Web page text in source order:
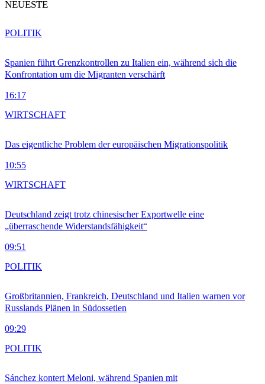
NEUESTE
Spanien führt Grenzkontrollen zu Italien ein, während sich die
Konfrontation um die Migranten verschärft
16:17
POLITIK
Das eigentliche Problem der europäischen Migrationspolitik
10:55
WIRTSCHAFT
Deutschland zeigt trotz chinesischer Exportwelle eine
„überraschende Widerstandsfähigkeit“
09:51
WIRTSCHAFT
Großbritannien, Frankreich, Deutschland und Italien warnen vor
Russlands Plänen in Südossetien
09:29
POLITIK
Sánchez kontert Meloni, während Spanien mit
POLITIK